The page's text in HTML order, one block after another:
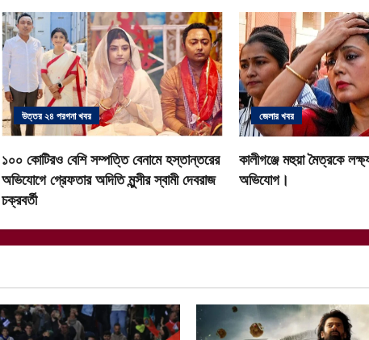
n
a
v
i
g
a
i
o
n
উত্তর ২৪ পরগনা খবর
১০০ কোটিরও বেশি সম্পত্তি বেনামে হস্তান্তরের
অভিযোগে গ্রেফতার অদিতি মুন্সীর স্বামী দেবরাজ
চক্রবর্তী
জেলার খবর
কালীগঞ্জে মহুয়া মৈত্রকে
অভিযোগ।